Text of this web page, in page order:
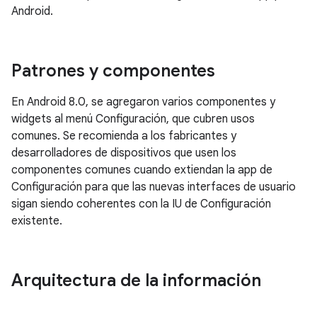
Android.
Patrones y componentes
En Android 8.0, se agregaron varios componentes y
widgets al menú Configuración, que cubren usos
comunes. Se recomienda a los fabricantes y
desarrolladores de dispositivos que usen los
componentes comunes cuando extiendan la app de
Configuración para que las nuevas interfaces de usuario
sigan siendo coherentes con la IU de Configuración
existente.
Arquitectura de la información